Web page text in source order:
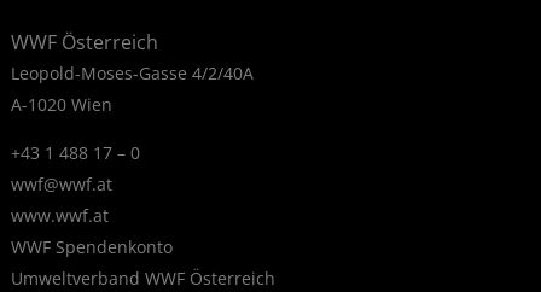
WWF Österreich
Leopold-Moses-Gasse 4/2/40A
A-1020 Wien
+43 1 488 17 – 0
wwf@wwf.at
www.wwf.at
WWF Spendenkonto
Umweltverband WWF Österreich